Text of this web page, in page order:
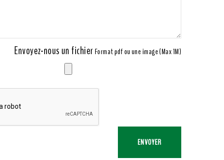
Envoyez-nous un fichierFormat pdf ou une image (Max 1M)